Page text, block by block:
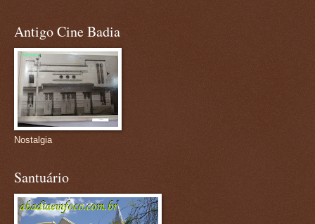
Antigo Cine Badia
Nostalgia
Santuário